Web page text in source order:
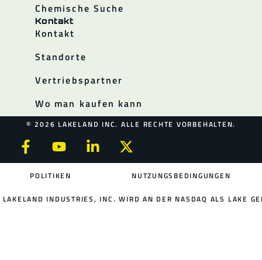
Chemische Suche
Kontakt
Kontakt
Standorte
Vertriebspartner
Wo man kaufen kann
© 2026 LAKELAND INC. ALLE RECHTE VORBEHALTEN.
POLITIKEN NUTZUNGSBEDINGUNGEN
LAKELAND INDUSTRIES, INC. WIRD AN DER NASDAQ ALS LAKE